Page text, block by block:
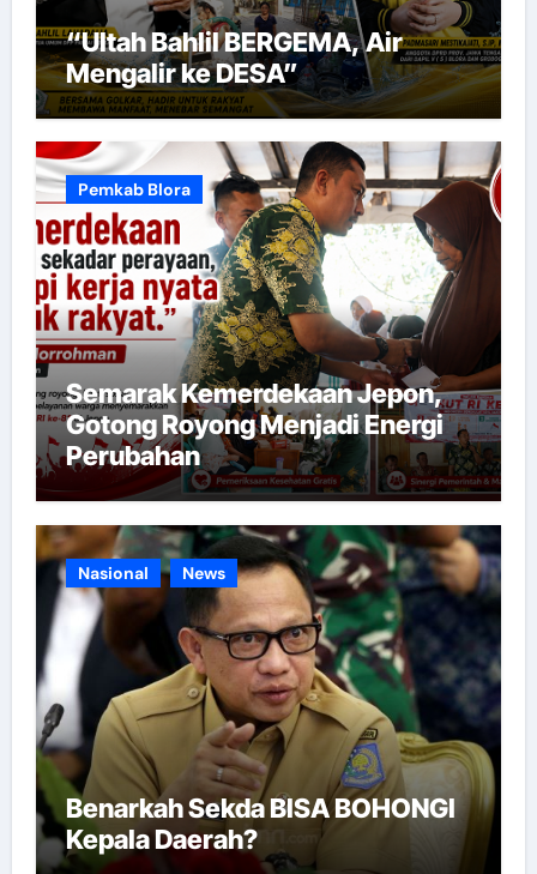
“Ultah Bahlil BERGEMA, Air
Mengalir ke DESA”
Pemkab Blora
Semarak Kemerdekaan Jepon,
Gotong Royong Menjadi Energi
Perubahan
Nasional News
Benarkah Sekda BISA BOHONGI
Kepala Daerah?